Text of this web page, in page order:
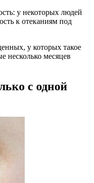
у некоторых людей
к отеканиям под
у которых такое
несколько месяцев
с одной